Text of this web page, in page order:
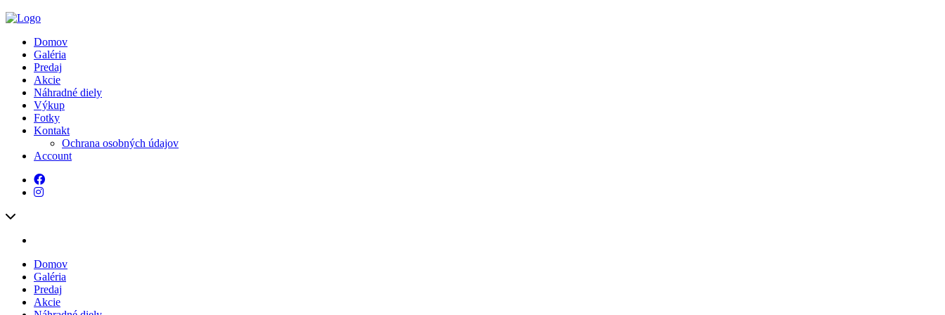
Domov
Galéria
Predaj
Akcie
Náhradné diely
Výkup
Fotky
Kontakt
Ochrana osobných údajov
Account
Domov
Galéria
Predaj
Akcie